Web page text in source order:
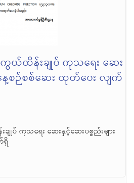
ာကွယ်ထိန်းချုပ် ကုသရေး ဆေး
နေ့စဉ်စစ်ဆေး ထုတ်ပေး လျက်
ချုပ် ကုသရေး ဆေးနှင့်ဆေးပစ္စည်းများ
ရှိ